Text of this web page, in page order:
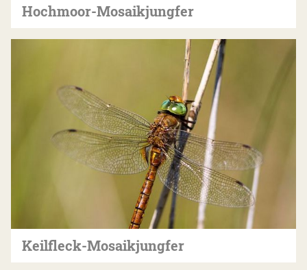
Hochmoor-Mosaikjungfer
Keilfleck-Mosaikjungfer